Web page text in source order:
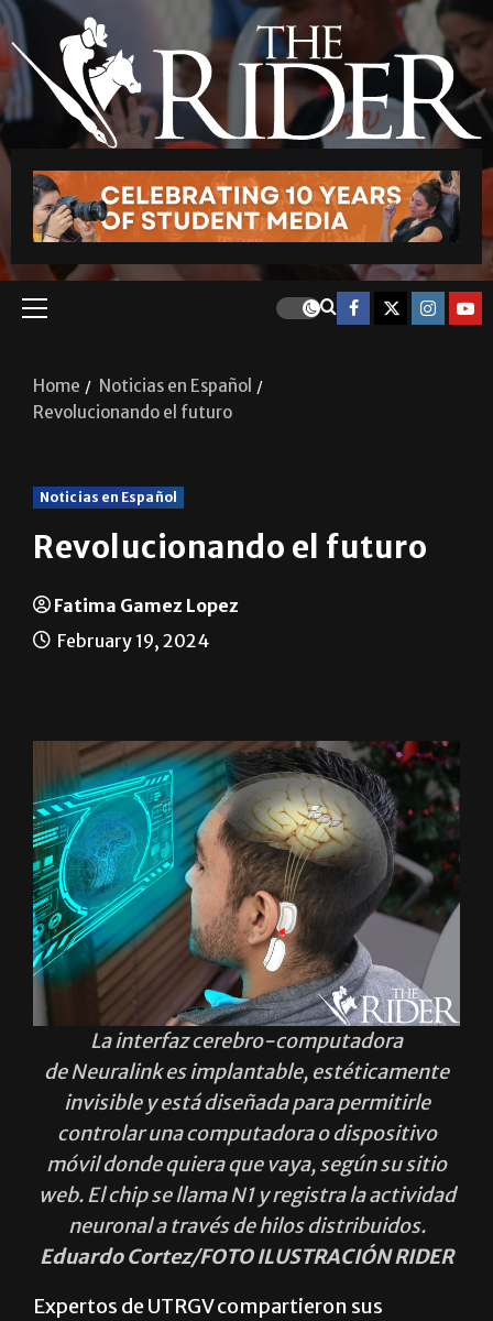
Home
Noticias en Español
Revolucionando el futuro
Noticias en Español
Revolucionando el futuro
Fatima Gamez Lopez
February 19, 2024
La interfaz cerebro-computadora
de Neuralink es implantable, estéticamente
invisible y está diseñada para permitirle
controlar una computadora o dispositivo
móvil donde quiera que vaya, según su sitio
web. El chip se llama N1 y registra la actividad
neuronal a través de hilos distribuidos.
Eduardo Cortez/FOTO ILUSTRACIÓN RIDER
Expertos de UTRGV compartieron sus